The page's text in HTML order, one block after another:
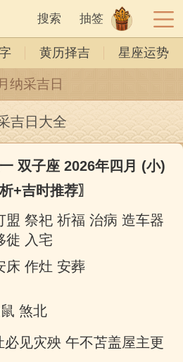
搜索 抽签
黄历择吉 星座运势
纳采吉日
吉日大全
双子座 2026年四月 (小)
+吉时推荐〗
盟 祭祀 祈福 治病 造车器
徙 入宅
床 作灶 安葬
煞北
见灾殃 午不苫盖屋主更张